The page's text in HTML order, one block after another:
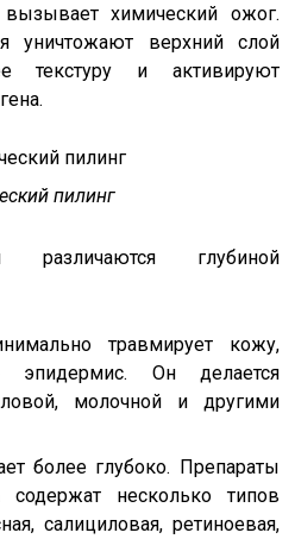
химический ожог.
уничтожают верхний слой
текстуру и активируют
пилинг
различаются глубиной
травмирует кожу,
эпидермис. Он делается
молочной и другими
более глубоко. Препараты
содержат несколько типов
салициловая, ретиноевая,